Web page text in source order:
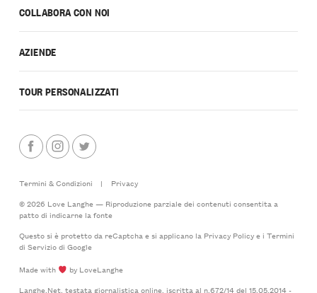
COLLABORA CON NOI
AZIENDE
TOUR PERSONALIZZATI
Termini & Condizioni |
Privacy
© 2026 Love Langhe — Riproduzione parziale dei contenuti consentita a
patto di indicarne la fonte
Questo si è protetto da reCaptcha e si applicano la Privacy Policye i Termini
di Serviziodi Google
Made with
by LoveLanghe
Langhe.Net, testata giornalistica online, iscritta al n.672/14 del 15.05.2014 -